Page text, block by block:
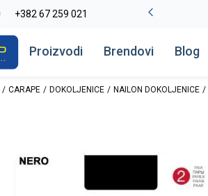
+382 67 259 021
Pogledaj više
Proizvodi Brendovi Blog
CARAPE DOKOLJENICE NAILON DOKOLJENICE